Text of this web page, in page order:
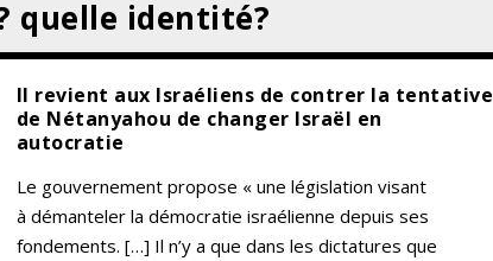
quelle identité?
Il revient aux Israéliens de contrer la tentative
de Nétanyahou de changer Israël en
autocratie
Le gouvernement propose « une législation visant
à démanteler la démocratie israélienne depuis ses
fondements. […] Il n’y a que dans les dictatures que